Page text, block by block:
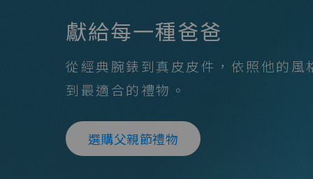
獻給每一種爸爸
從經典腕錶到真皮皮件，依照他的風
到最適合的禮物。
選購父親節禮物